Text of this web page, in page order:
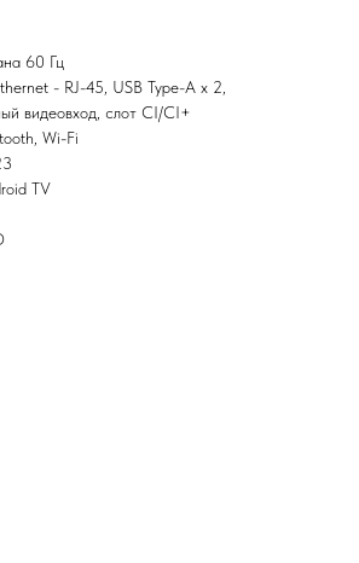
60 Гц
- RJ-45, USB Type-A x 2,
видеовход, слот CI/CI+
Wi-Fi
TV